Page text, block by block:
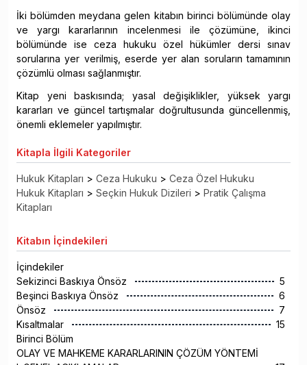
İki bölümden meydana gelen kitabın birinci bölümünde olay
ve yargı kararlarının incelenmesi ile çözümüne, ikinci
bölümünde ise ceza hukuku özel hükümler dersi sınav
sorularına yer verilmiş, eserde yer alan soruların tamamının
çözümlü olması sağlanmıştır.
Kitap yeni baskısında; yasal değişiklikler, yüksek yargı
kararları ve güncel tartışmalar doğrultusunda güncellenmiş,
önemli eklemeler yapılmıştır.
Kitapla İlgili Kategoriler
Hukuk Kitapları > Ceza Hukuku > Ceza Özel Hukuku
Hukuk Kitapları > Seçkin Hukuk Dizileri > Pratik Çalışma
Kitapları
Kitabın İçindekileri
İçindekiler
Sekizinci Baskıya Önsöz
5
Beşinci Baskıya Önsöz
6
Önsöz
7
Kısaltmalar
15
Birinci Bölüm
OLAY VE MAHKEME KARARLARININ ÇÖZÜM YÖNTEMİ